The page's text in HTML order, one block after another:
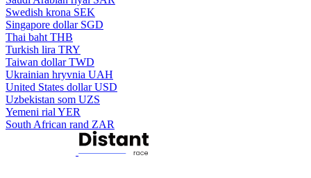
Swedish krona SEK
Singapore dollar SGD
Thai baht THB
Turkish lira TRY
Taiwan dollar TWD
Ukrainian hryvnia UAH
United States dollar USD
Uzbekistan som UZS
Yemeni rial YER
South African rand ZAR